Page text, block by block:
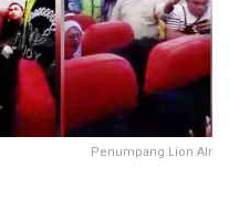
Penumpang Lion AIr